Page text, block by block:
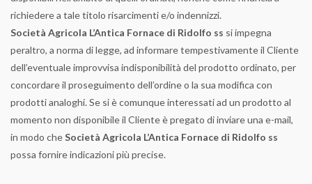
richiedere a tale titolo risarcimenti e/o indennizzi.
Società Agricola L’Antica Fornace di Ridolfo ss si impegna
peraltro, a norma di legge, ad informare tempestivamente il Cliente
dell’eventuale improvvisa indisponibilità del prodotto ordinato, per
concordare il proseguimento dell’ordine o la sua modifica con
prodotti analoghi. Se si è comunque interessati ad un prodotto al
momento non disponibile il Cliente è pregato di inviare una e-mail,
in modo cheSocietà Agricola L’Antica Fornace di Ridolfo ss
possa fornire indicazioni più precise.